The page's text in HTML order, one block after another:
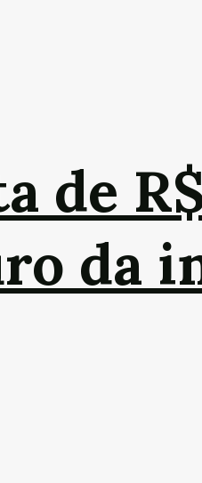
de
da